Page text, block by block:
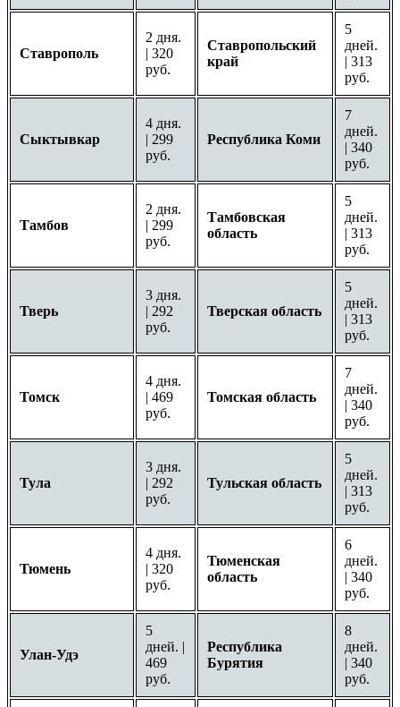
Ставрополь
2 дня.
| 320
руб.
Ставропольский
край
5
дней.
| 313
руб.
Сыктывкар
4 дня.
| 299
руб.
Республика Коми
7
дней.
| 340
руб.
Тамбов
2 дня.
| 299
руб.
Тамбовская
область
5
дней.
| 313
руб.
Тверь
3 дня.
| 292
руб.
Тверская область
5
дней.
| 313
руб.
Томск
4 дня.
| 469
руб.
Томская область
7
дней.
| 340
руб.
Тула
3 дня.
| 292
руб.
Тульская область
5
дней.
| 313
руб.
Тюмень
4 дня.
| 320
руб.
Тюменская
область
6
дней.
| 340
руб.
Улан-Удэ
5
дней. |
469
руб.
Республика
Бурятия
8
дней.
| 340
руб.